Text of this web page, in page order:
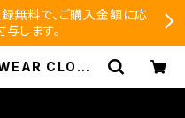
無料で、ご購入金額に応
します。
CLOTH